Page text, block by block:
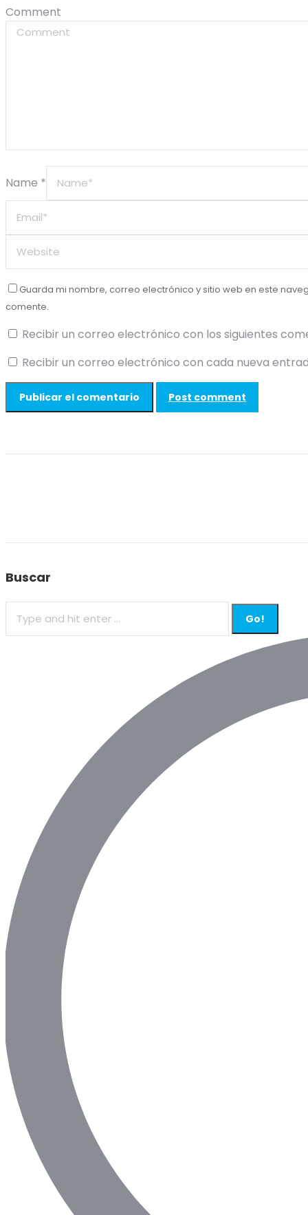
Comment
Name *
Guarda mi nombre, correo electrónico y sitio web en este
comente.
Recibir un correo electrónico con los siguientes
Recibir un correo electrónico con cada nueva
Post comment
Buscar